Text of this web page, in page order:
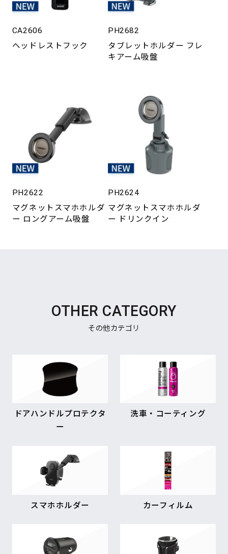
CA2606
ヘッドレストフック
PH2682
タブレットホルダー フレ
キアーム吸盤
PH2622
マグネットスマホホルダ
ー ロングアーム吸盤
PH2624
マグネットスマホホルダ
ー ドリンクイン
OTHER CATEGORY
その他カテゴリ
ドアハンドルプロテクタ
ー
洗車・コーティング
スマホホルダー カーフィルム